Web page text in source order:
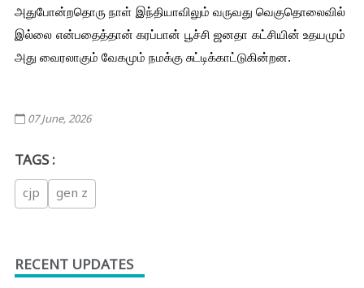
அதுபோன்றதொரு நாள் இந்தியாவிலும் வருவது வெகுதொலைவில்
இல்லை என்பதைத்தான் கரப்பான் பூச்சி ஜனதா கட்சியின் உதயமும்
அது வைரலாகும் வேகமும் நமக்கு சுட்டிக்காட்டுகின்றன.
07 June, 2026
TAGS :
cjp gen z
RECENT UPDATES